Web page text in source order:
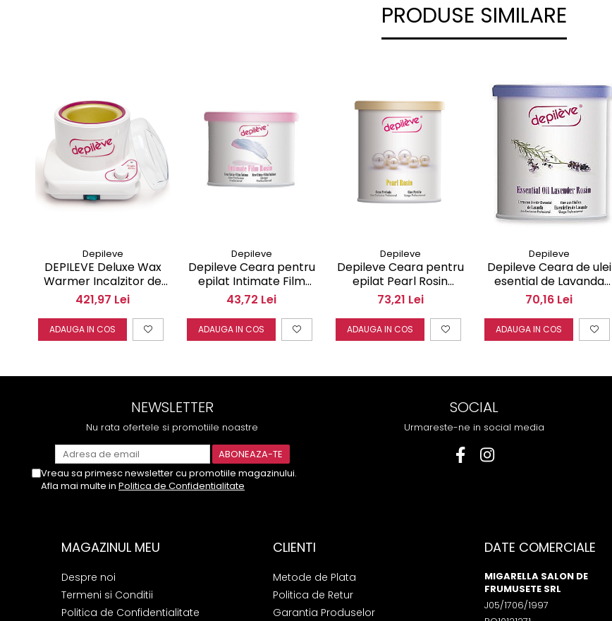
PRODUSE SIMILARE
Depileve
DEPILEVE Deluxe Wax
Warmer Incalzitor de
ceara profesional
400gr
421,97 Lei
ADAUGA IN COS
Depileve
Depileve Ceara pentru
epilat Intimate Film
Rosin 400gr
43,72 Lei
ADAUGA IN COS
Depileve
Depileve Ceara pentru
epilat Pearl Rosin
pentru piele sensibila
800gr
73,21 Lei
ADAUGA IN COS
Depileve
Depileve Ceara de ulei
esential de Lavanda
pentru piele sensibila
Essential Oil Lavender
Rosin 800gr
70,16 Lei
ADAUGA IN COS
NEWSLETTER
Nu rata ofertele si promotiile noastre
Vreau sa primesc newsletter cu promotiile magazinului.
Afla mai multe in Politica de Confidentialitate
SOCIAL
Urmareste-ne in social media
MAGAZINUL MEU
Despre noi
Termeni si Conditii
Politica de Confidentialitate
CLIENTI
Metode de Plata
Politica de Retur
Garantia Produselor
DATE COMERCIALE
MIGARELLA SALON DE
FRUMUSETE SRL
J05/1706/1997